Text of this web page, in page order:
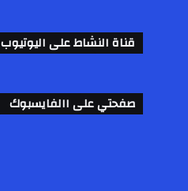
قناة النشاط على اليوتيوب
صفحتي على االفايسبوك